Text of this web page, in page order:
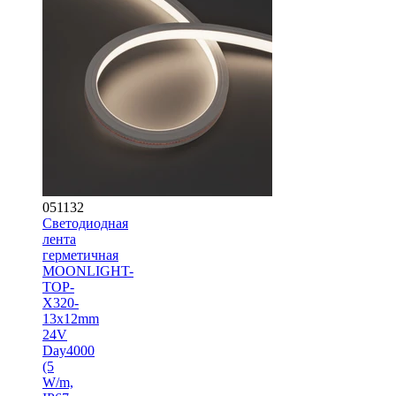
051132
Светодиодная
лента
герметичная
MOONLIGHT-
TOP-
X320-
13x12mm
24V
Day4000
(5
W/m,